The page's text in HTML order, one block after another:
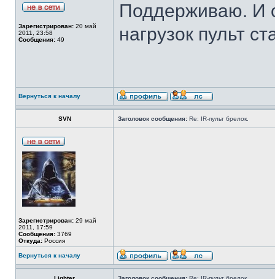
Зарегистрирован: 20 май
2011, 23:58
Сообщения: 49
Поддерживаю. И
нагрузок пульт
Вернуться к началу
SVN Заголовок сообщения: Re: IR-пульт брелок.
Зарегистрирован: 29 май
2011, 17:59
Сообщения: 3769
Откуда: Россия
Вернуться к началу